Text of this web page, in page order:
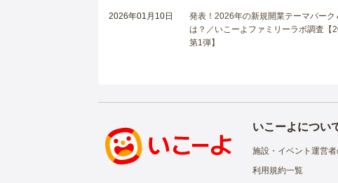
2026年01月10日
発表！2026年の新規開業テーマパー
は？／いこーよファミリーラボ調査【
第1弾】
いこーよについ
施設・イベント運営者
利用規約一覧